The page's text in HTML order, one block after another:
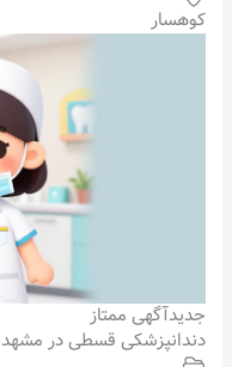
کوهسار
جدیدآگهی ممتاز
دندانپزشکی قسطی در مشهد